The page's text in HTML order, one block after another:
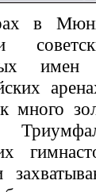
в
много